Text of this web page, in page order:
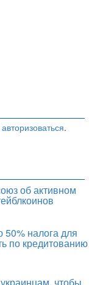
авторизоваться.